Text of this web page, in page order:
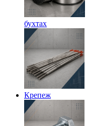
бухтах
Крепеж